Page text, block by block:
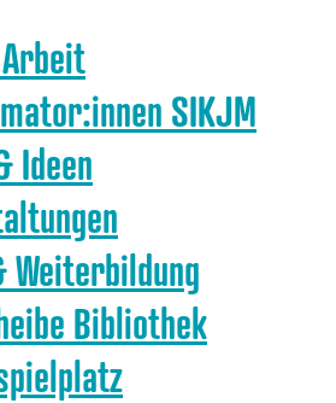
SIKJM
Ideen
Weiterbildung
Bibliothek